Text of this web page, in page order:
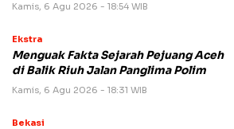
Kamis, 6 Agu 2026 - 18:54 WIB
Ekstra
Menguak Fakta Sejarah Pejuang Aceh
di Balik Riuh Jalan Panglima Polim
Kamis, 6 Agu 2026 - 18:31 WIB
Bekasi